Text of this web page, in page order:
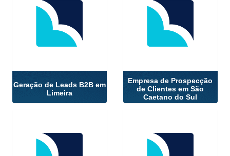
Geração de Leads B2B em
Limeira
Empresa de Prospecção
de Clientes em São
Caetano do Sul